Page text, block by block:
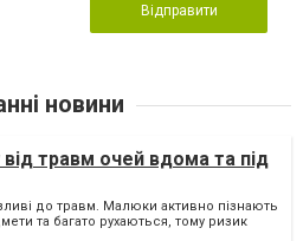
Відправити
новини
травм очей вдома та під
до травм. Малюки активно пізнають
та багато рухаються, тому ризик